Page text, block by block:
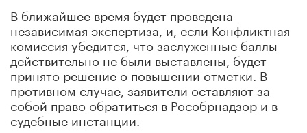
В ближайшее время будет проведена
независимая экспертиза, и, если Конфликтная
комиссия убедится, что заслуженные баллы
действительно не были выставлены, будет
принято решение о повышении отметки. В
противном случае, заявители оставляют за
собой право обратиться в Рособрнадзор и в
судебные инстанции.